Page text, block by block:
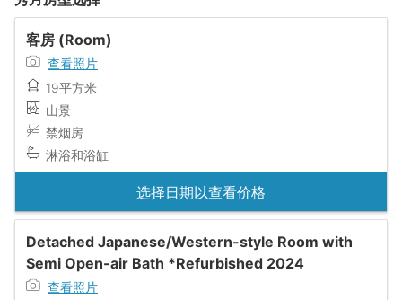
客房 (Room)
查看照片
19平方米
山景
禁烟房
淋浴和浴缸
选择日期以查看价格
Detached Japanese/Western-style Room with
Semi Open-air Bath *Refurbished 2024
查看照片